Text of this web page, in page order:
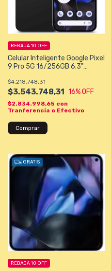
Celular Inteligente Google Pixel
9 Pro 5G 16/256GB 6.3"
Gris Oscuro
$3.543.748,31
$4.218.748,31
16% OFF
REBAJA 10 OFF
$2.834.998,65 con
Tranferencia o Efectivo
Comprar
GRATIS
REBAJA 10 OFF